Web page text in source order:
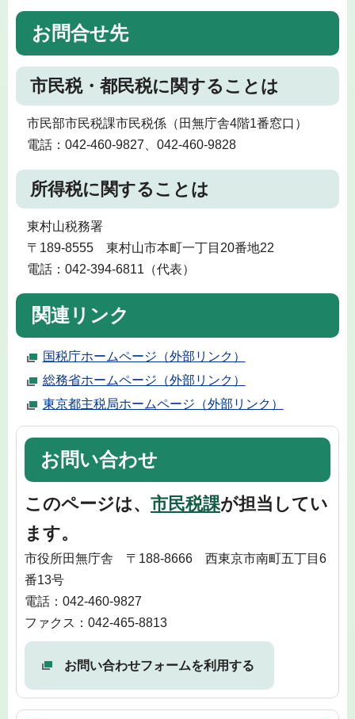
お問合せ先
市民税・都民税に関することは
市民部市民税課市民税係（田無庁舎4階1番窓口）
電話：042-460-9827、042-460-9828
所得税に関することは
東村山税務署
〒189-8555 東村山市本町一丁目20番地22
電話：042-394-6811（代表）
関連リンク
国税庁ホームページ（外部リンク）
総務省ホームページ（外部リンク）
東京都主税局ホームページ（外部リンク）
お問い合わせ
このページは、 市民税課が担当してい
ます。
市役所田無庁舎 〒188-8666 西東京市南町五丁目6
番13号
電話：042-460-9827
ファクス：042-465-8813
お問い合わせフォームを利用する